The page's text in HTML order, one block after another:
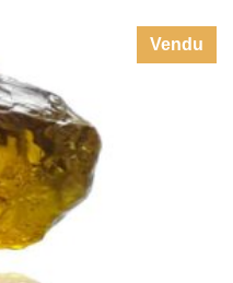
Vendu